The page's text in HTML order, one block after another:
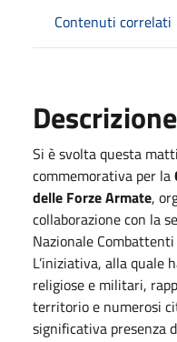
Contenuti correlati
Descrizione
Si è svolta questa
commemorativa per la
delle Forze Armate,
collaborazione con la
Nazionale Combattenti
L’iniziativa, alla quale
religiose e militari,
territorio e numerosi
significativa presenza